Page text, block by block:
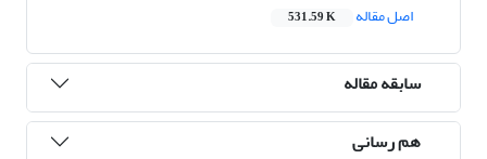
اصل مقاله
531.59 K
سابقه مقاله
هم رسانی